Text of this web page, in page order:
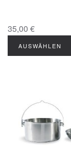
35,00 €